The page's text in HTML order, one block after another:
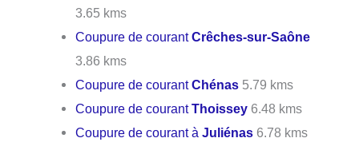
3.65 kms
Coupure de courantCrêches-sur-Saône
3.86 kms
Coupure de courantChénas 5.79 kms
Coupure de courantThoissey 6.48 kms
Coupure de courant àJuliénas 6.78 kms